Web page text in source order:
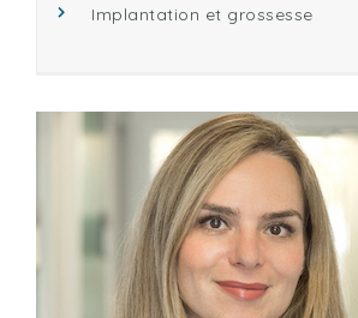
Implantation et grossesse